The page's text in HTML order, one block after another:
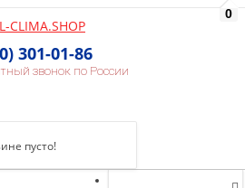
301-01-86
звонок по России
0
пусто!